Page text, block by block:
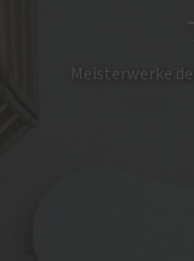
Meisterwerke